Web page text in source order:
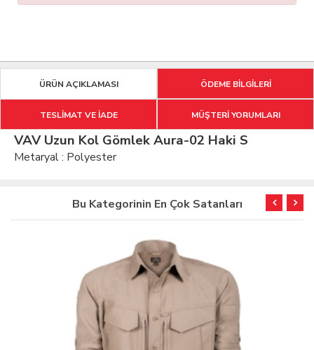
ÜRÜN AÇIKLAMASI ÖDEME BİLGİLERİ
TESLİMAT VE İADE MÜŞTERİ YORUMLARI
VAV Uzun Kol Gömlek Aura-02 Haki S
Metaryal : Polyester
Bu Kategorinin En Çok Satanları